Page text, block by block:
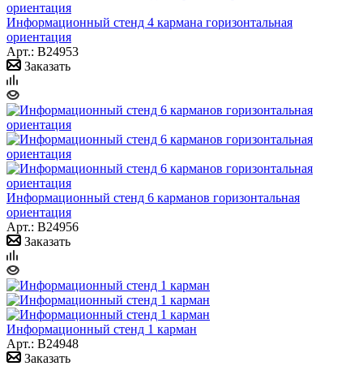
Информационный стенд 4 кармана горизонтальная
ориентация
Арт.: B24953
Заказать
Информационный стенд 6 карманов горизонтальная
ориентация
Арт.: B24956
Заказать
Информационный стенд 1 карман
Арт.: B24948
Заказать